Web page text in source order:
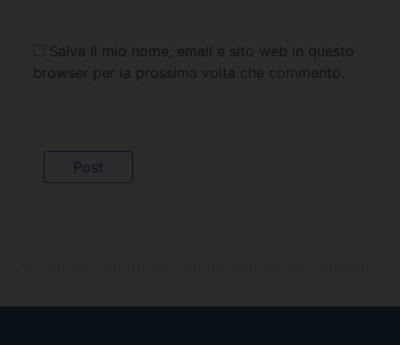
Salva il mio nome, email e sito web in questo
browser per la prossima volta che commento.